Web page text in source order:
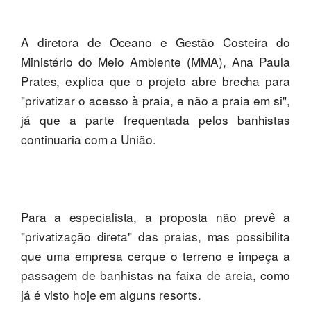
A diretora de Oceano e Gestão Costeira do
Ministério do Meio Ambiente (MMA), Ana Paula
Prates, explica que o projeto abre brecha para
"privatizar o acesso à praia, e não a praia em si",
já que a parte frequentada pelos banhistas
continuaria com a União.
Para a especialista, a proposta não prevê a
"privatização direta" das praias, mas possibilita
que uma empresa cerque o terreno e impeça a
passagem de banhistas na faixa de areia, como
já é visto hoje em alguns resorts.